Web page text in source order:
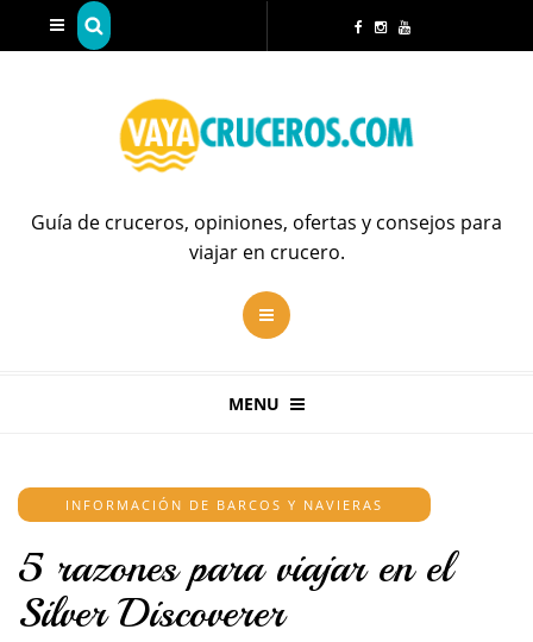
Guía de cruceros, opiniones, ofertas y consejos para
viajar en crucero.
MENU
INFORMACIÓN DE BARCOS Y NAVIERAS
5 razones para viajar en el
Silver Discoverer